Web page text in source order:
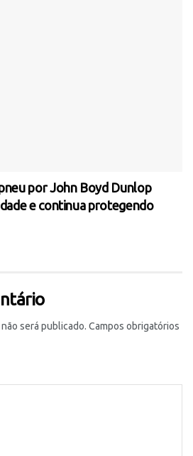
por John Boyd Dunlop
e continua protegendo
será publicado. Campos obrigatórios